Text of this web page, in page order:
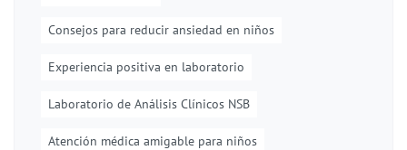
Consejos para reducir ansiedad en niños
Experiencia positiva en laboratorio
Laboratorio de Análisis Clínicos NSB
Atención médica amigable para niños